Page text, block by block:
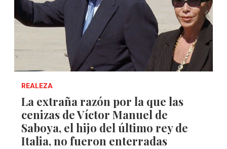
REALEZA
La extraña razón por la que las
cenizas de Víctor Manuel de
Saboya, el hijo del último rey de
Italia, no fueron enterradas